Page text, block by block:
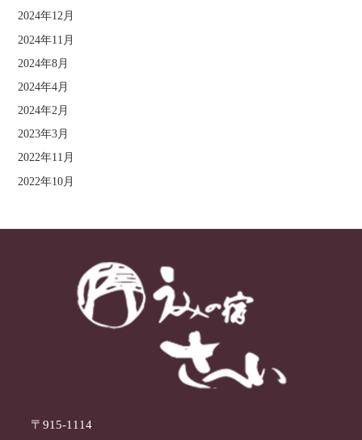
2024年12月
2024年11月
2024年8月
2024年4月
2024年2月
2023年3月
2022年11月
2022年10月
〒915-1114